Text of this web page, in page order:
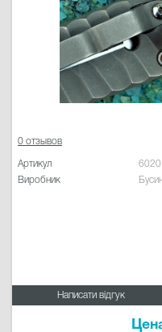
0 отзывов
Артикул
6020
Виробник
Написати відгук